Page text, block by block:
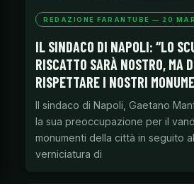
REDAZIONE FARANTUBE — 20
IL SINDACO DI NAPOLI: “LO
RISCATTO SARÀ NOSTRO, MA
RISPETTARE I NOSTRI
Il sindaco di Napoli, Gaetano
la sua preoccupazione per il
monumenti della città in seguito
verniciatura di